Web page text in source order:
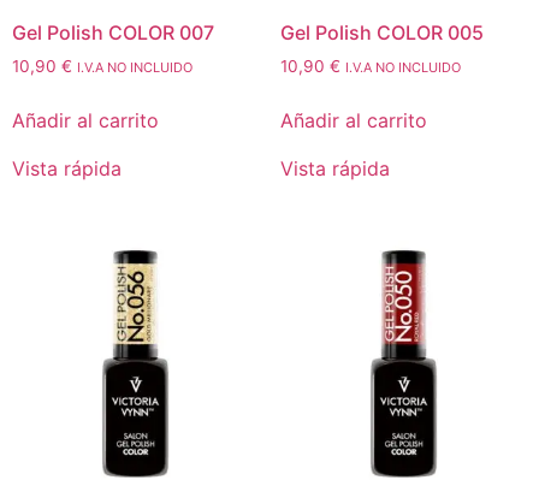
Gel Polish COLOR 007
10,90 € I.V.A NO INCLUIDO
Añadir al carrito
Vista rápida
Gel Polish COLOR 005
10,90 € I.V.A NO INCLUIDO
Añadir al carrito
Vista rápida